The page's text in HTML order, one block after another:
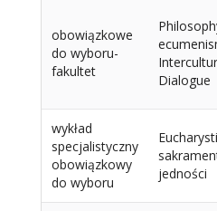
obowiązkowe
do wyboru-
fakultet
Dialogue
wykład
specjalistyczny
obowiązkowy
do wyboru
jedności